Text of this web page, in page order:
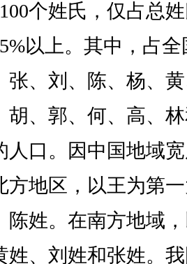
100个姓氏，仅占总
以上。其中，占
张、刘、陈、杨、
胡、郭、何、高、
人口。因中国地域
方地区，以王为第
陈姓。在南方地域
姓、刘姓和张姓。